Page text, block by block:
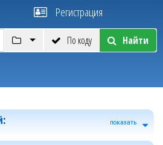
Регистрация
По коду Найти
: показать